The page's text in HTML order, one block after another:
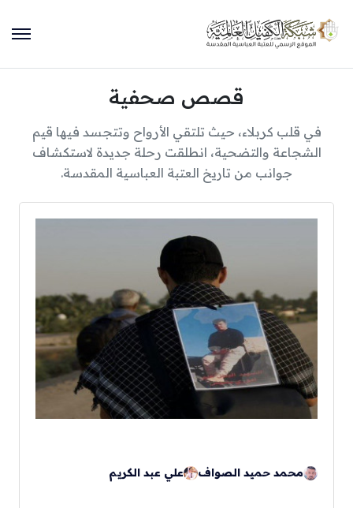
قصص صحفية
في قلب كربلاء، حيث تلتقي الأرواح وتتجسد فيها قيم
الشجاعة والتضحية، انطلقت رحلة جديدة لاستكشاف
جوانب من تاريخ العتبة العباسية المقدسة.
محمد حميد الصواف علي عبد الكريم